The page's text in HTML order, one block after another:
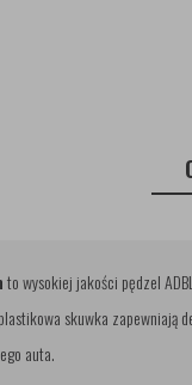
to wysokiej jakości pędzel
skuwka
auta.